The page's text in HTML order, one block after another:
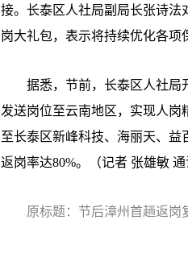
接。长泰区人社局副局长张诗法
岗大礼包，表示将持续优化各项
据悉，节前，长泰区人社局
发送岗位至云南地区，实现人
至长泰区新峰科技、海丽天、益
返岗率达80%。（记者 张雄敏 通
原标题：节后漳州首趟返岗